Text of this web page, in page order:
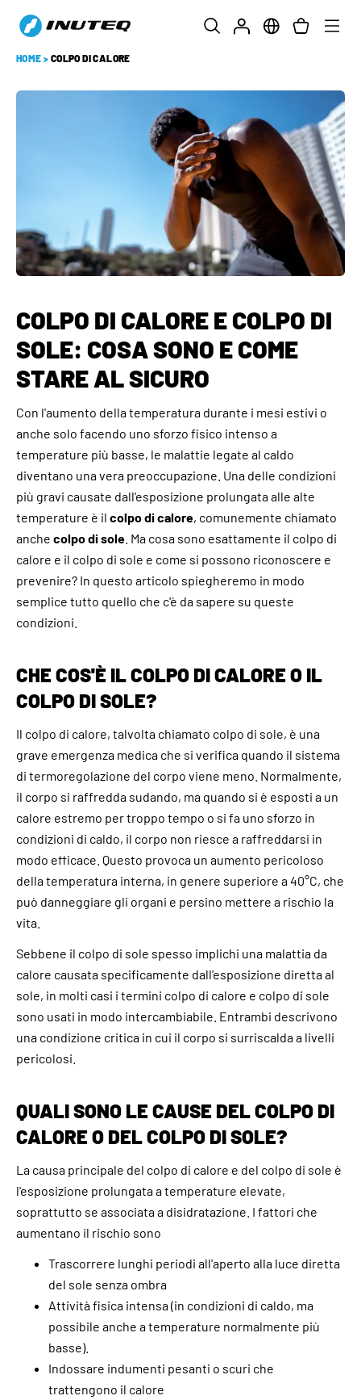
HOME > COLPO DI CALORE
COLPO DI CALORE E COLPO DI
SOLE: COSA SONO E COME
STARE AL SICURO
Con l'aumento della temperatura durante i mesi estivi o
anche solo facendo uno sforzo fisico intenso a
temperature più basse, le malattie legate al caldo
diventano una vera preoccupazione. Una delle condizioni
più gravi causate dall'esposizione prolungata alle alte
temperature è il colpo di calore, comunemente chiamato
anche colpo di sole . Ma cosa sono esattamente il colpo di
calore e il colpo di sole e come si possono riconoscere e
prevenire? In questo articolo spiegheremo in modo
semplice tutto quello che c'è da sapere su queste
condizioni.
CHE COS'È IL COLPO DI CALORE O IL
COLPO DI SOLE?
Il colpo di calore, talvolta chiamato colpo di sole, è una
grave emergenza medica che si verifica quando il sistema
di termoregolazione del corpo viene meno. Normalmente,
il corpo si raffredda sudando, ma quando si è esposti a un
calore estremo per troppo tempo o si fa uno sforzo in
condizioni di caldo, il corpo non riesce a raffreddarsi in
modo efficace. Questo provoca un aumento pericoloso
della temperatura interna, in genere superiore a 40°C, che
può danneggiare gli organi e persino mettere a rischio la
vita.
Sebbene il colpo di sole spesso implichi una malattia da
calore causata specificamente dall'esposizione diretta al
sole, in molti casi i termini colpo di calore e colpo di sole
sono usati in modo intercambiabile. Entrambi descrivono
una condizione critica in cui il corpo si surriscalda a livelli
pericolosi.
QUALI SONO LE CAUSE DEL COLPO DI
CALORE O DEL COLPO DI SOLE?
La causa principale del colpo di calore e del colpo di sole è
l'esposizione prolungata a temperature elevate,
soprattutto se associata a disidratazione. I fattori che
aumentano il rischio sono
Trascorrere lunghi periodi all'aperto alla luce diretta
del sole senza ombra
Attività fisica intensa (in condizioni di caldo, ma
possibile anche a temperature normalmente più
basse).
Indossare indumenti pesanti o scuri che
trattengono il calore